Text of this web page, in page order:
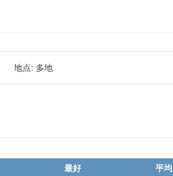
地点: 多地
最好 平均